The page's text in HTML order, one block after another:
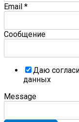
Email *
Сообщение
Даю
данных
Message